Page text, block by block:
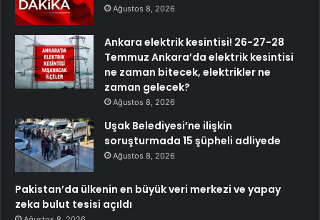
Ağustos 8, 2026
Ankara elektrik kesintisi! 26-27-28
Temmuz Ankara’da elektrik kesintisi
ne zaman bitecek, elektrikler ne
zaman gelecek?
Ağustos 8, 2026
Uşak Belediyesi’ne ilişkin
soruşturmada 15 şüpheli adliyede
Ağustos 8, 2026
Pakistan’da ülkenin en büyük veri merkezi ve yapay
zeka bulut tesisi açıldı